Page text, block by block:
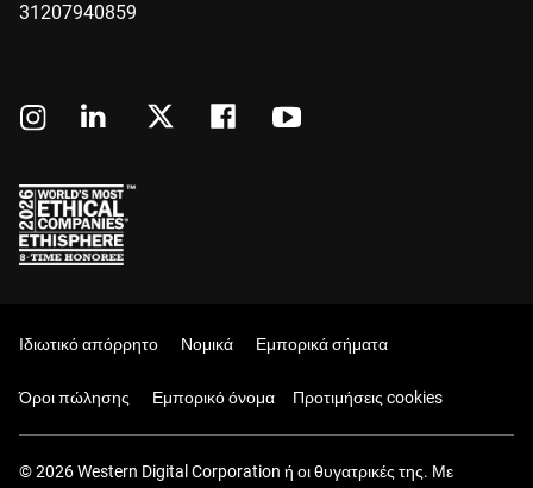
31207940859
Ιδιωτικό απόρρητο Νομικά Εμπορικά σήματα
Όροι πώλησης Εμπορικό όνομα Προτιμήσεις cookies
© 2026 Western Digital Corporation ή οι θυγατρικές της. Με